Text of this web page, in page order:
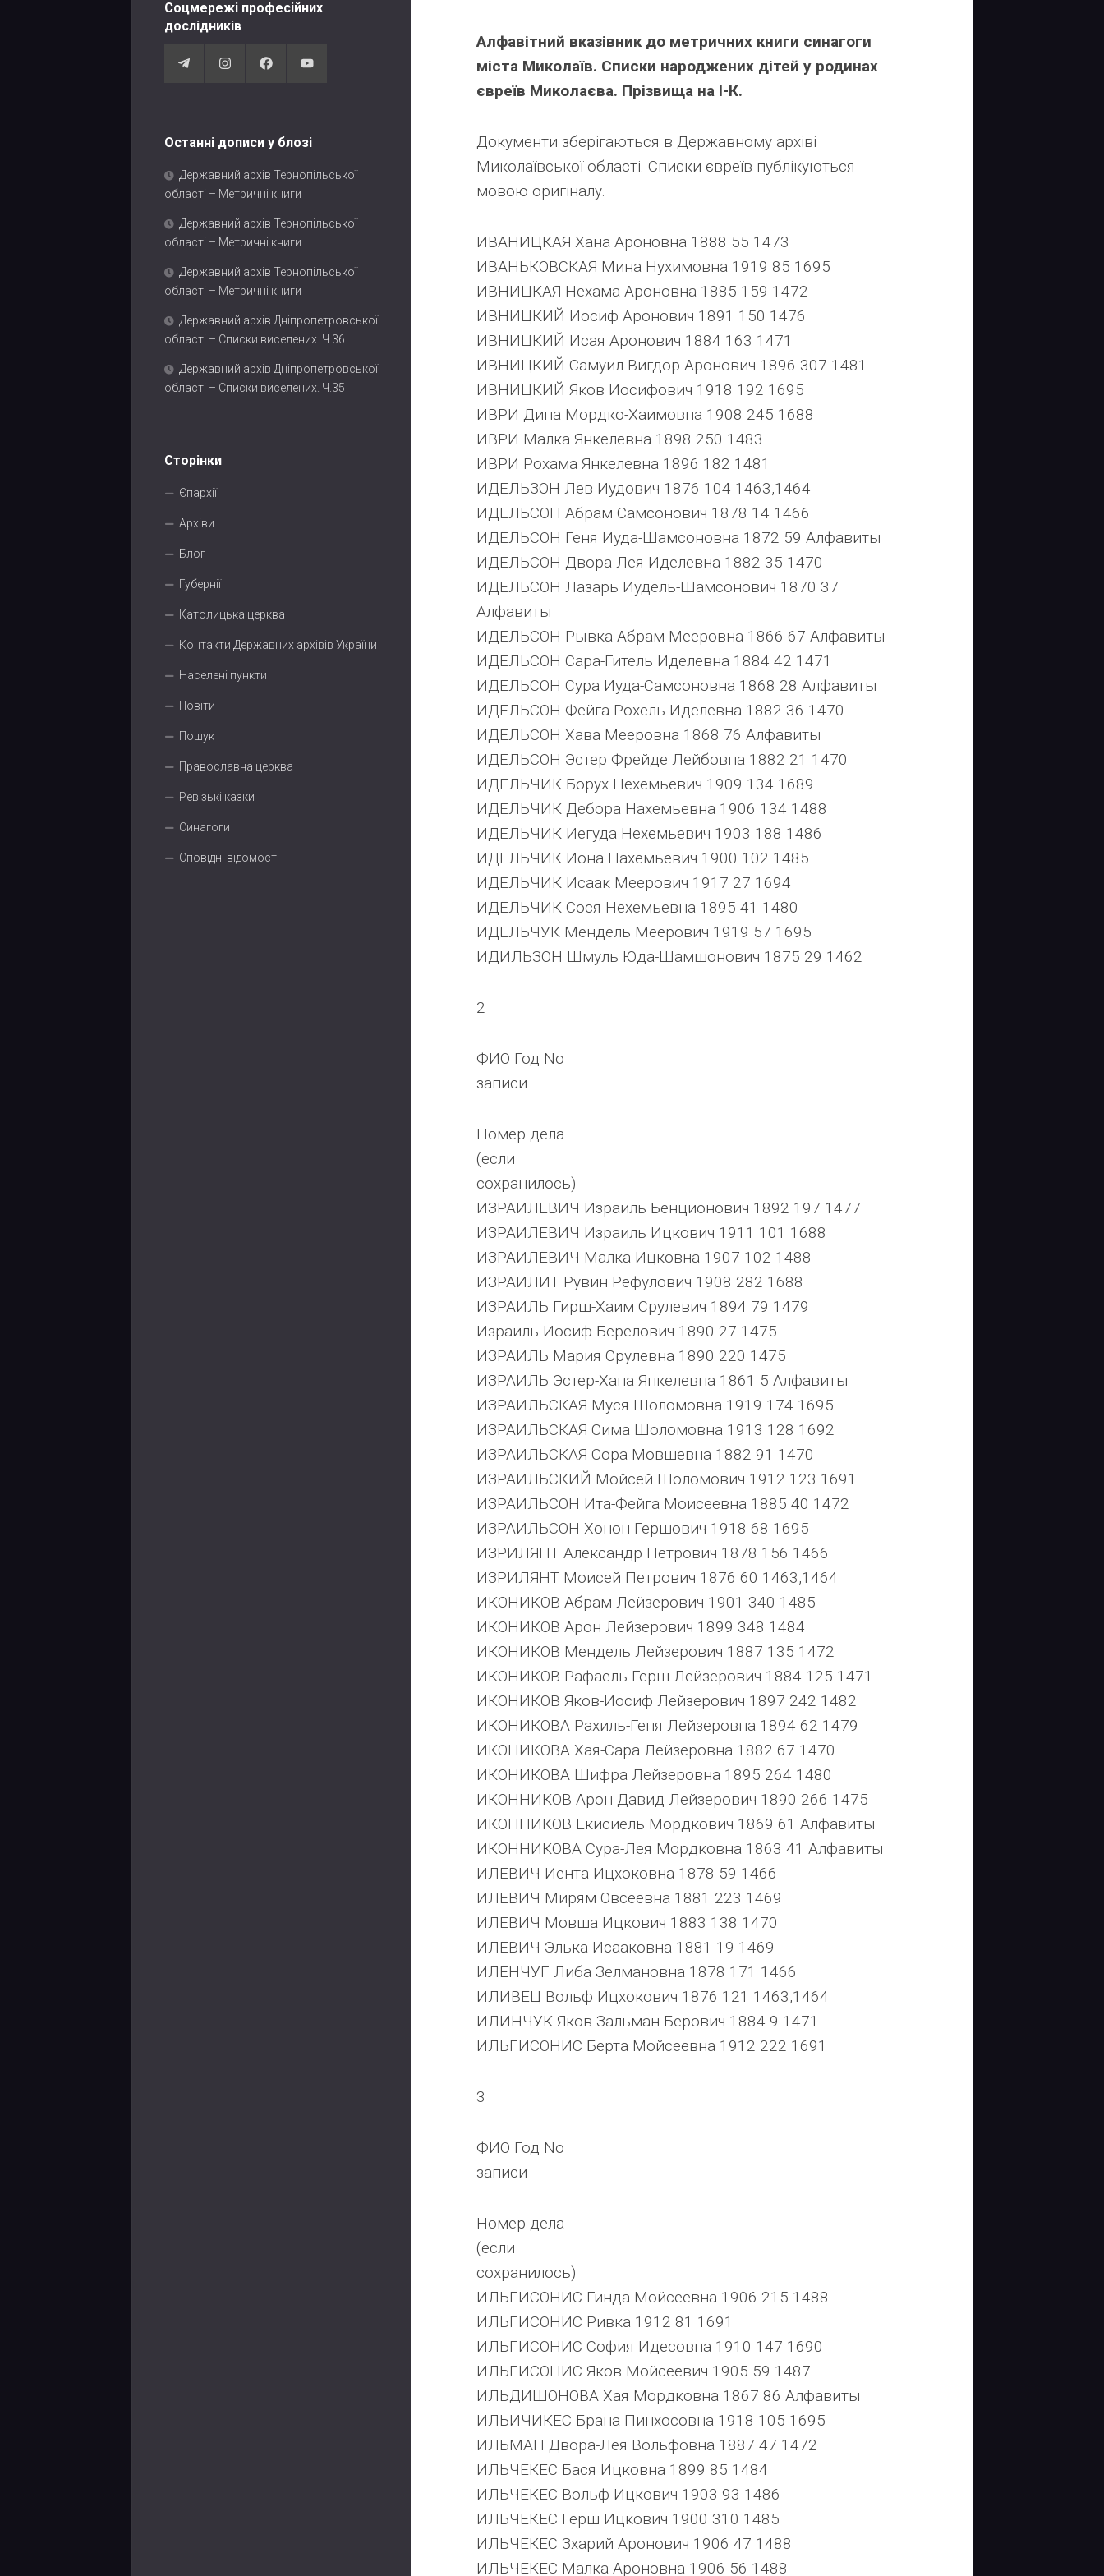
Соцмережі професійних
дослідників
Останні дописи у блозі
Державний архів Тернопільської
області – Метричні книги
Державний архів Тернопільської
області – Метричні книги
Державний архів Тернопільської
області – Метричні книги
Державний архів Дніпропетровської
області – Списки виселених. Ч.36
Державний архів Дніпропетровської
області – Списки виселених. Ч.35
Сторінки
Єпархії
Архіви
Блог
Губернії
Католицька церква
Контакти Державних архівів України
Населені пункти
Повіти
Пошук
Православна церква
Ревізькі казки
Синагоги
Сповідні відомості
Алфавітний вказівник до метричних книги синагоги
міста Миколаїв. Списки народжених дітей у родинах
євреїв Миколаєва. Прізвища на І-К.
Документи зберігаються в Державному архіві
Миколаївської області. Списки євреїв публікуються
мовою оригіналу.
ИВАНИЦКАЯ Хана Ароновна 1888 55 1473
ИВАНЬКОВСКАЯ Мина Нухимовна 1919 85 1695
ИВНИЦКАЯ Нехама Ароновна 1885 159 1472
ИВНИЦКИЙ Иосиф Аронович 1891 150 1476
ИВНИЦКИЙ Исая Аронович 1884 163 1471
ИВНИЦКИЙ Самуил Вигдор Аронович 1896 307 1481
ИВНИЦКИЙ Яков Иосифович 1918 192 1695
ИВРИ Дина Мордко-Хаимовна 1908 245 1688
ИВРИ Малка Янкелевна 1898 250 1483
ИВРИ Рохама Янкелевна 1896 182 1481
ИДЕЛЬЗОН Лев Иудович 1876 104 1463,1464
ИДЕЛЬСОН Абрам Самсонович 1878 14 1466
ИДЕЛЬСОН Геня Иуда-Шамсоновна 1872 59 Алфавиты
ИДЕЛЬСОН Двора-Лея Иделевна 1882 35 1470
ИДЕЛЬСОН Лазарь Иудель-Шамсонович 1870 37
Алфавиты
ИДЕЛЬСОН Рывка Абрам-Мееровна 1866 67 Алфавиты
ИДЕЛЬСОН Сара-Гитель Иделевна 1884 42 1471
ИДЕЛЬСОН Сура Иуда-Самсоновна 1868 28 Алфавиты
ИДЕЛЬСОН Фейга-Рохель Иделевна 1882 36 1470
ИДЕЛЬСОН Хава Мееровна 1868 76 Алфавиты
ИДЕЛЬСОН Эстер Фрейде Лейбовна 1882 21 1470
ИДЕЛЬЧИК Борух Нехемьевич 1909 134 1689
ИДЕЛЬЧИК Дебора Нахемьевна 1906 134 1488
ИДЕЛЬЧИК Иегуда Нехемьевич 1903 188 1486
ИДЕЛЬЧИК Иона Нахемьевич 1900 102 1485
ИДЕЛЬЧИК Исаак Меерович 1917 27 1694
ИДЕЛЬЧИК Сося Нехемьевна 1895 41 1480
ИДЕЛЬЧУК Мендель Меерович 1919 57 1695
ИДИЛЬЗОН Шмуль Юда-Шамшонович 1875 29 1462
2
ФИО Год No
записи
Номер дела
(если
сохранилось)
ИЗРАИЛЕВИЧ Израиль Бенционович 1892 197 1477
ИЗРАИЛЕВИЧ Израиль Ицкович 1911 101 1688
ИЗРАИЛЕВИЧ Малка Ицковна 1907 102 1488
ИЗРАИЛИТ Рувин Рефулович 1908 282 1688
ИЗРАИЛЬ Гирш-Хаим Срулевич 1894 79 1479
Израиль Иосиф Берелович 1890 27 1475
ИЗРАИЛЬ Мария Срулевна 1890 220 1475
ИЗРАИЛЬ Эстер-Хана Янкелевна 1861 5 Алфавиты
ИЗРАИЛЬСКАЯ Муся Шоломовна 1919 174 1695
ИЗРАИЛЬСКАЯ Сима Шоломовна 1913 128 1692
ИЗРАИЛЬСКАЯ Сора Мовшевна 1882 91 1470
ИЗРАИЛЬСКИЙ Мойсей Шоломович 1912 123 1691
ИЗРАИЛЬСОН Ита-Фейга Моисеевна 1885 40 1472
ИЗРАИЛЬСОН Хонон Гершович 1918 68 1695
ИЗРИЛЯНТ Александр Петрович 1878 156 1466
ИЗРИЛЯНТ Моисей Петрович 1876 60 1463,1464
ИКОНИКОВ Абрам Лейзерович 1901 340 1485
ИКОНИКОВ Арон Лейзерович 1899 348 1484
ИКОНИКОВ Мендель Лейзерович 1887 135 1472
ИКОНИКОВ Рафаель-Герш Лейзерович 1884 125 1471
ИКОНИКОВ Яков-Иосиф Лейзерович 1897 242 1482
ИКОНИКОВА Рахиль-Геня Лейзеровна 1894 62 1479
ИКОНИКОВА Хая-Сара Лейзеровна 1882 67 1470
ИКОНИКОВА Шифра Лейзеровна 1895 264 1480
ИКОННИКОВ Арон Давид Лейзерович 1890 266 1475
ИКОННИКОВ Екисиель Мордкович 1869 61 Алфавиты
ИКОННИКОВА Сура-Лея Мордковна 1863 41 Алфавиты
ИЛЕВИЧ Иента Ицхоковна 1878 59 1466
ИЛЕВИЧ Мирям Овсеевна 1881 223 1469
ИЛЕВИЧ Мовша Ицкович 1883 138 1470
ИЛЕВИЧ Элька Исааковна 1881 19 1469
ИЛЕНЧУГ Либа Зелмановна 1878 171 1466
ИЛИВЕЦ Вольф Ицхокович 1876 121 1463,1464
ИЛИНЧУК Яков Зальман-Берович 1884 9 1471
ИЛЬГИСОНИС Берта Мойсеевна 1912 222 1691
3
ФИО Год No
записи
Номер дела
(если
сохранилось)
ИЛЬГИСОНИС Гинда Мойсеевна 1906 215 1488
ИЛЬГИСОНИС Ривка 1912 81 1691
ИЛЬГИСОНИС София Идесовна 1910 147 1690
ИЛЬГИСОНИС Яков Мойсеевич 1905 59 1487
ИЛЬДИШОНОВА Хая Мордковна 1867 86 Алфавиты
ИЛЬИЧИКЕС Брана Пинхосовна 1918 105 1695
ИЛЬМАН Двора-Лея Вольфовна 1887 47 1472
ИЛЬЧЕКЕС Бася Ицковна 1899 85 1484
ИЛЬЧЕКЕС Вольф Ицкович 1903 93 1486
ИЛЬЧЕКЕС Герш Ицкович 1900 310 1485
ИЛЬЧЕКЕС Зхарий Аронович 1906 47 1488
ИЛЬЧЕКЕС Малка Ароновна 1906 56 1488